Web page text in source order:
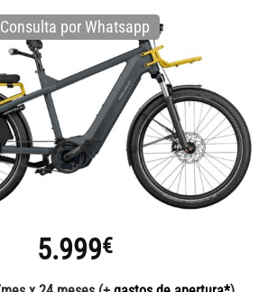
Consulta por Whatsapp
5.999€